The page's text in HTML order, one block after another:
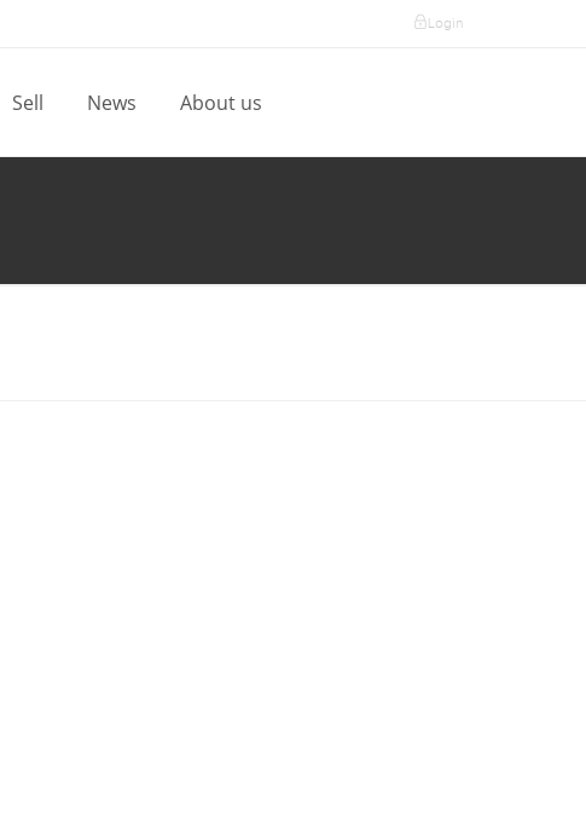
Login
Sell News About us